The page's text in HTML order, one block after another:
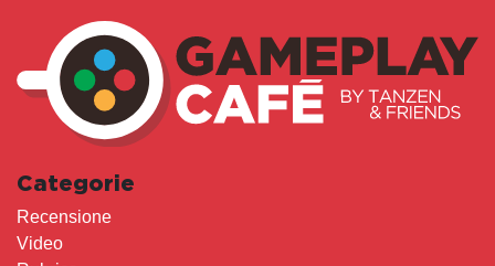
Categorie
Recensione
Video